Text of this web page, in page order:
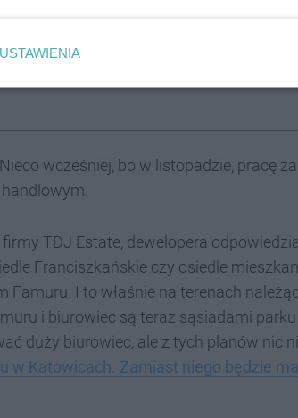
roku.
katowickich
wcześniej, bo w listopadzie, pracę
TDJ Estate, dewelopera
Franciszkańskie czy osiedle
Famuru. I to właśnie na terenach
i biurowiec są teraz sąsiadami parku
duży biurowiec, ale z tych planów nic
w Katowicach. Zamiast niego będzie
USTAWIENIA